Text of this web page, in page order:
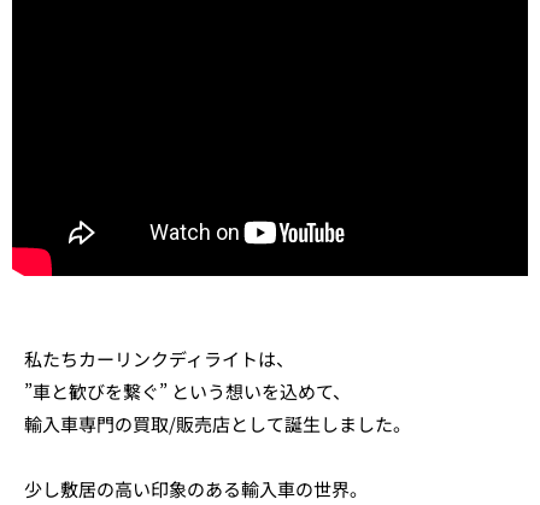
私たちカーリンクディライトは、
”車と歓びを繋ぐ” という想いを込めて、
輸入車専門の買取/販売店として誕生しました。
少し敷居の高い印象のある輸入車の世界。